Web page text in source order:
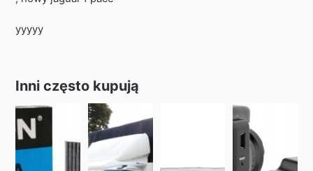
yyyyy
Inni często kupują